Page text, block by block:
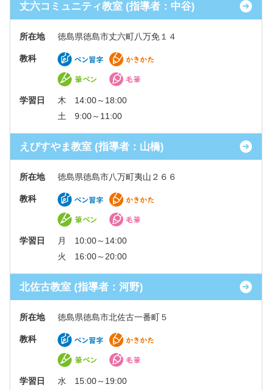
丈六コミュニティ教室 (指導者：中谷)
所在地 徳島県徳島市丈六町八万免１４
教科
学習日
木 14:00～18:00
土 9:00～11:00
えびすやま教室 (指導者：山橋)
所在地 徳島県徳島市八万町夷山２６６
教科
学習日
月 10:00～14:00
火 16:00～20:00
北佐古教室 (指導者：河野)
所在地 徳島県徳島市北佐古一番町５
教科
学習日 水 15:00～19:00